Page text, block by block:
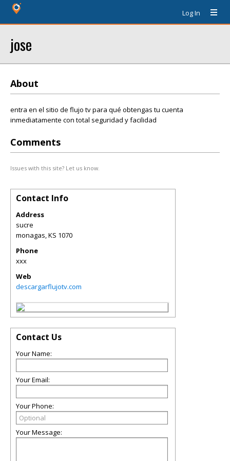
Log In
jose
About
entra en el sitio de flujo tv para qué obtengas tu cuenta
inmediatamente con total seguridad y facilidad
Comments
Issues with this site? Let us know.
Contact Info
Address
sucre
monagas,KS 1070
Phone
xxx
Web
descargarflujotv.com
Contact Us
Your Name:
Your Email:
Your Phone:
Your Message: